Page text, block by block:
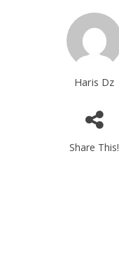
Haris Dz
Share This!